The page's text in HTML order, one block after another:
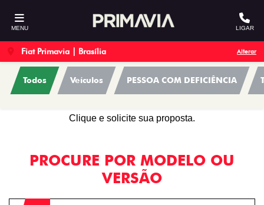
MENU LIGAR
Fiat Primavia | Brasília Alterar
Todos Veículos PESSOA COM DEFICIÊNCIA
OFERTAS
Clique e solicite sua proposta.
PROCURE POR MODELO OU
VERSÃO